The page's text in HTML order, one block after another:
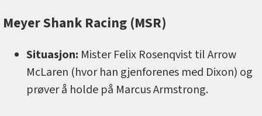
Meyer Shank Racing (MSR)
Situasjon: Mister Felix Rosenqvist til Arrow
McLaren (hvor han gjenforenes med Dixon) og
prøver å holde på Marcus Armstrong.